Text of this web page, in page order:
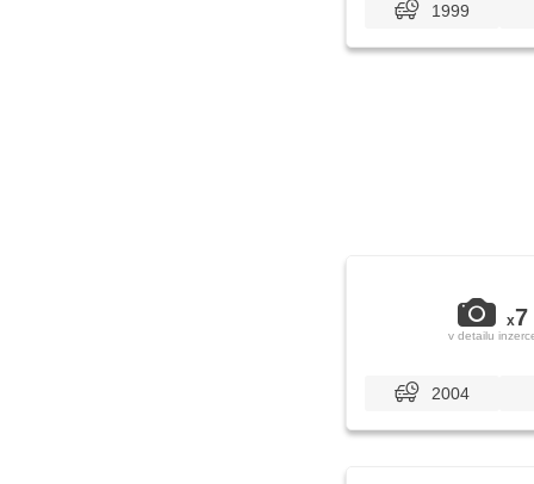
1999
x7
v detailu
2004